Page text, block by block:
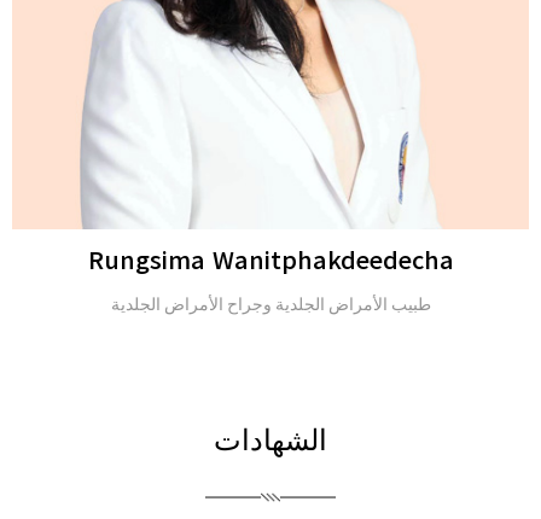
Michael H. Gold
Michael H. Gold
الشهادات